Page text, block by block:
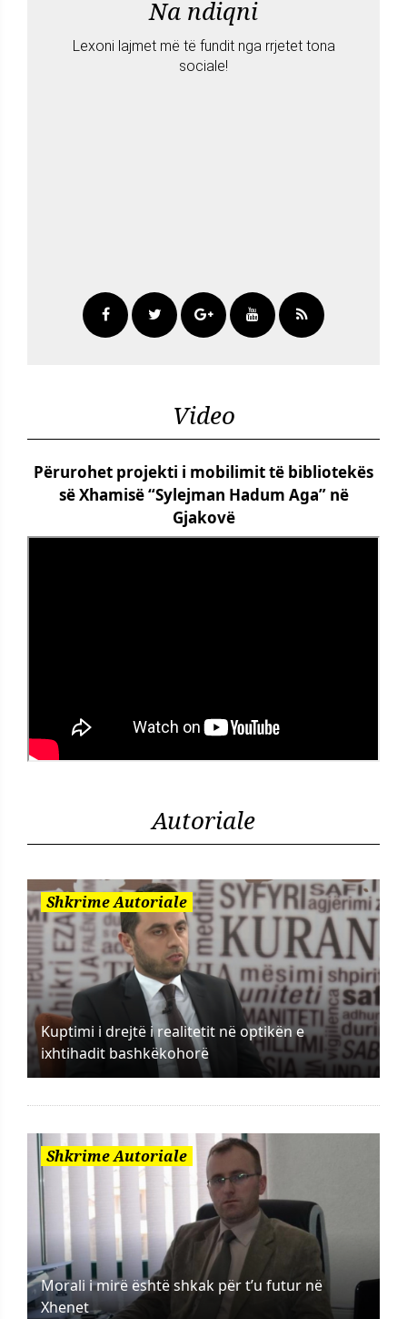
Na ndiqni
Lexoni lajmet më të fundit nga rrjetet tona
sociale!
Video
Përurohet projekti i mobilimit të bibliotekës
së Xhamisë “Sylejman Hadum Aga” në
Gjakovë
Autoriale
Shkrime Autoriale
Kuptimi i drejtë i realitetit në optikën e
ixhtihadit bashkëkohorë
Shkrime Autoriale
Morali i mirë është shkak për t’u futur në
Xhenet